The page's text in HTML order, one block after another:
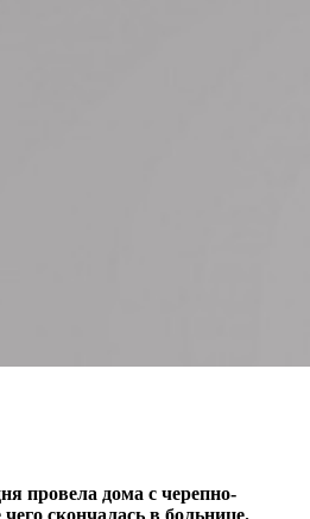
провела дома с черепно-
скончалась в больнице.